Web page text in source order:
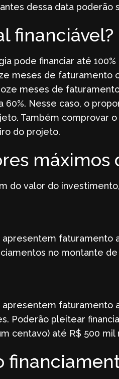
dessa data
financiável?
pode financiar até
meses de faturamento
meses de
Nesse caso, o
Também comprovar
do projeto.
do valor do
apresentem faturamento
no montante
apresentem faturamento
Poderão pleitear
centavo) até R$ 500 mil